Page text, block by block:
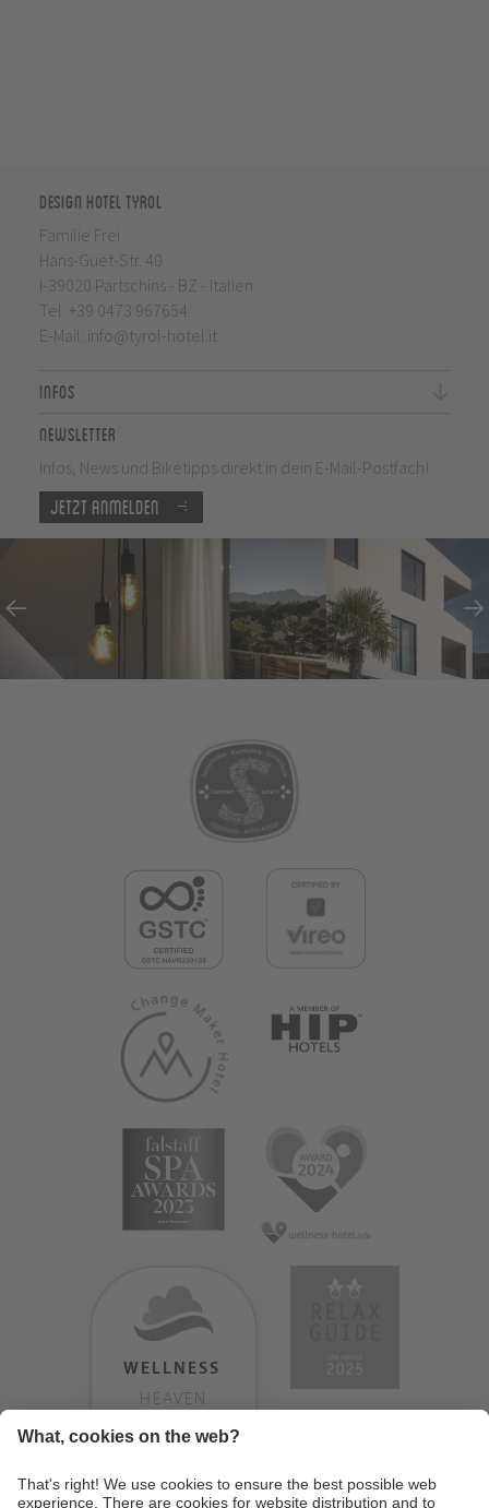
Design Hotel Tyrol
Familie Frei
Hans-Guet-Str. 40
I-39020 Partschins - BZ - Italien
Tel. +39 0473 967654
E-Mail: info@tyrol-hotel.it
Infos
Newsletter
Infos, News und Biketipps direkt in dein E-Mail-Postfach!
Jetzt anmelden
WELLNESS
HEAVEN
TESTERGEBNIS: